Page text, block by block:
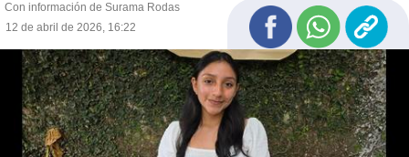
Con información de Surama Rodas
12 de abril de 2026, 16:22